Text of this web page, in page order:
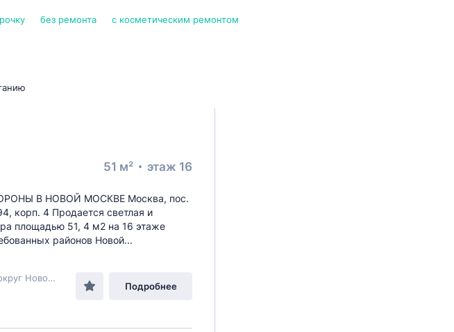
без ремонта с косметическим ремонтом
51 м² этаж 16
В НОВОЙ МОСКВЕ Москва, пос.
корп. 4 Продается светлая и
площадью 51, 4 м2 на 16 этаже
районов Новой...
Новомосковский
Подробнее